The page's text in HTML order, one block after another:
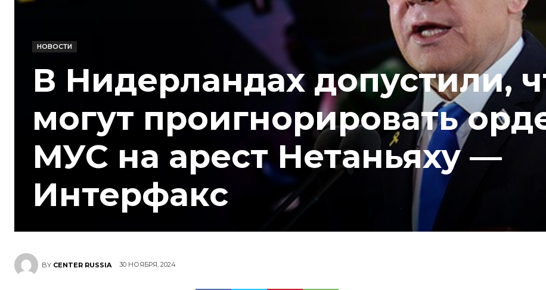
НОВОСТИ
В Нидерландах допустили,
могут проигнорировать
МУС на арест Нетаньяху —
Интерфакс
BY CENTER RUSSIA 30 НОЯБРЯ, 2024